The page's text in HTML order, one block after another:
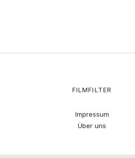
FILMFILTER
Impressum
Über uns